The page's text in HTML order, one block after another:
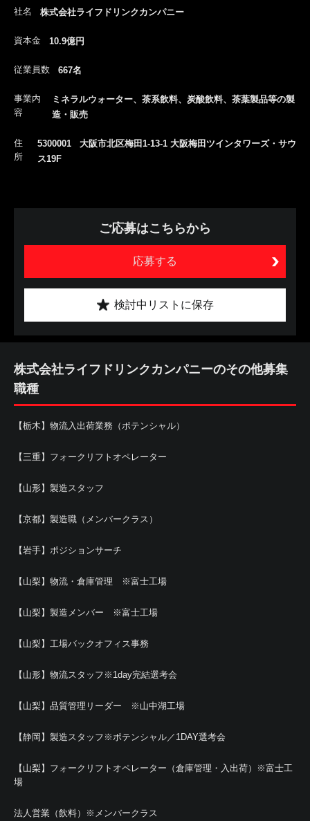
社名 株式会社ライフドリンクカンパニー
資本金 10.9億円
従業員数 667名
事業内
容
ミネラルウォーター、茶系飲料、炭酸飲料、茶葉製品等の製
造・販売
住
所
5300001 大阪市北区梅田1-13-1 大阪梅田ツインタワーズ・サウ
ス19F
ご応募はこちらから
応募する
検討中リストに保存
株式会社ライフドリンクカンパニーのその他募集
職種
【栃木】物流入出荷業務（ポテンシャル）
【三重】フォークリフトオペレーター
【山形】製造スタッフ
【京都】製造職（メンバークラス）
【岩手】ポジションサーチ
【山梨】物流・倉庫管理 ※富士工場
【山梨】製造メンバー ※富士工場
【山梨】工場バックオフィス事務
【山形】物流スタッフ※1day完結選考会
【山梨】品質管理リーダー ※山中湖工場
【静岡】製造スタッフ※ポテンシャル／1DAY選考会
【山梨】フォークリフトオペレーター（倉庫管理・入出荷）※富士工
場
法人営業（飲料）※メンバークラス